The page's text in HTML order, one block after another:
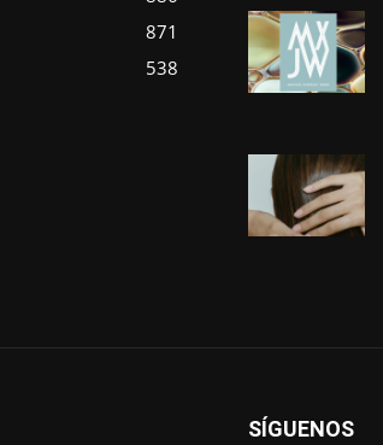
871
538
SÍGUENOS